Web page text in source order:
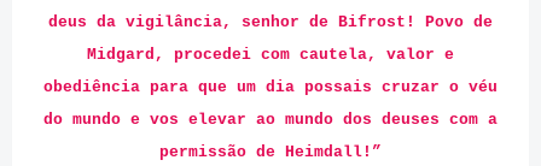
deus da vigilância, senhor de Bifrost! Povo de
Midgard, procedei com cautela, valor e
obediência para que um dia possais cruzar o véu
do mundo e vos elevar ao mundo dos deuses com a
permissão de Heimdall! ”